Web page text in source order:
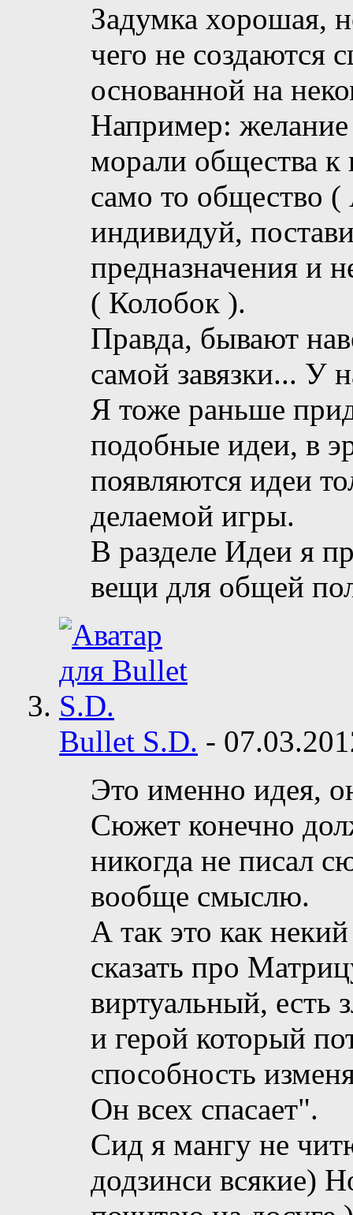
Задумка хорошая,
чего не создаются
основанной на
Например: желание
морали общества
само то общество
индивидуй,
предназначения и
( Колобок ).
Правда, бывают
самой завязки... У
Я тоже раньше
подобные идеи, в
появляются идеи
делаемой игры.
В разделе Идеи я
вещи для общей
Bullet S.D. -
Это именно идея,
Сюжет конечно
никогда не писал
вообще смыслю.
А так это как
сказать про
виртуальный, есть
и герой который
способность
Он всех спасает".
Сид я мангу не
додзинси всякие)